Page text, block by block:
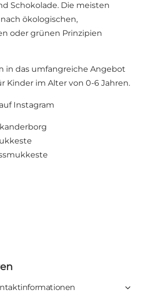
Schokolade. Die meisten
ökologischen,
oder grünen Prinzipien
in das umfangreiche Angebot
Kinder im Alter von 0-6 Jahren.
Instagram